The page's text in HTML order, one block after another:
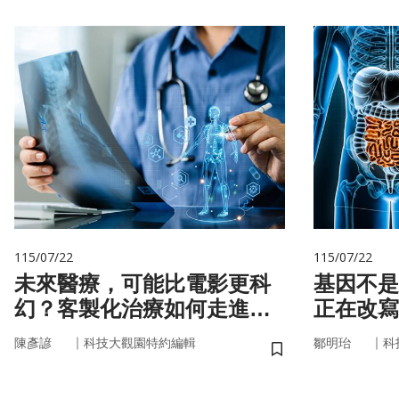
115/07/22
未來醫療，可能比電影更科
幻？客製化治療如何走進真
實世界
陳彥諺 ｜ 科技大觀園特約編輯
儲存書籤
115/07/22
基因不是命運 你
正在改
鄒明珆 ｜ 科